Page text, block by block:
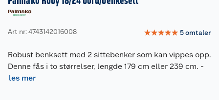
Art nr: 4743142016008 ☆☆☆☆☆ 5omtaler
Robust benksett med 2 sittebenker som kan vippes opp.
Denne fås i to størrelser, lengde 179 cm eller 239 cm. -
les mer